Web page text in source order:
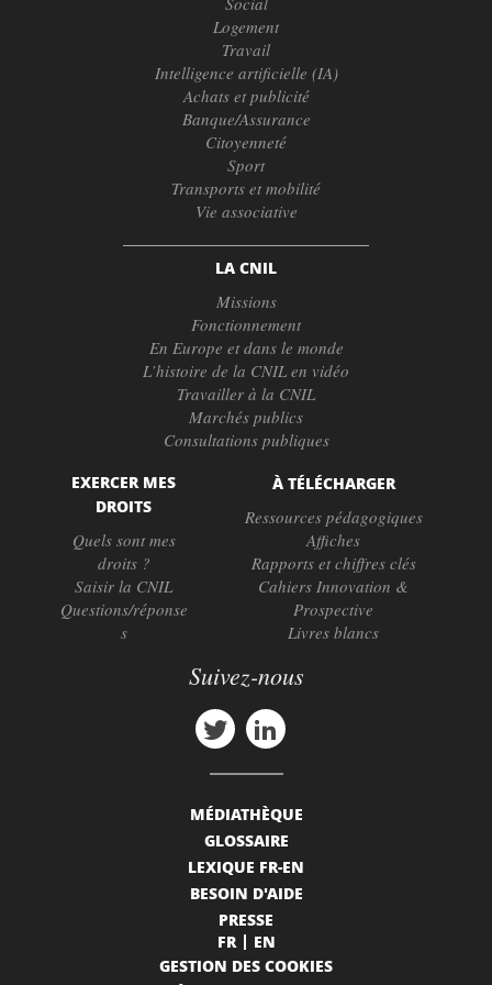
Logement
Travail
Intelligence artificielle (IA)
Achats et publicité
Banque/Assurance
Citoyenneté
Sport
Transports et mobilité
Vie associative
LA CNIL
Missions
Fonctionnement
En Europe et dans le monde
L’histoire de la CNIL en vidéo
Travailler à la CNIL
Marchés publics
Consultations publiques
EXERCER MES
DROITS
Quels sont mes
droits ?
Saisir la CNIL
Questions/réponse
s
À TÉLÉCHARGER
Ressources pédagogiques
Affiches
Rapports et chiffres clés
Cahiers Innovation &
Prospective
Livres blancs
Suivez-nous
MÉDIATHÈQUE
GLOSSAIRE
LEXIQUE FR-EN
BESOIN D'AIDE
PRESSE
FR
EN
GESTION DES COOKIES